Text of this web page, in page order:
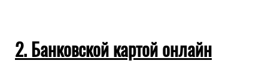
2. Банковской картой онлайн